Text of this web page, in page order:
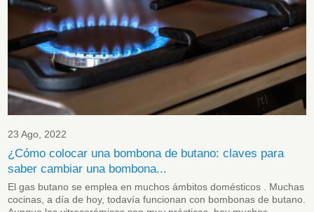
23 Ago, 2022
¿Cómo colocar una bombona de butano: claves para
saber cambiar una bombona...
El gas butano se emplea en muchos ámbitos domésticos . Muchas
cocinas, a día de hoy, todavía funcionan con bombonas de butano.